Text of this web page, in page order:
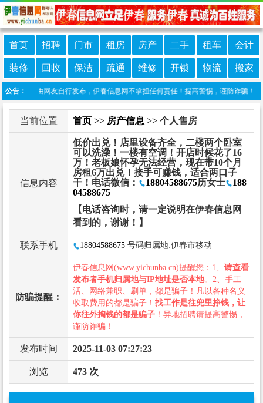
首页 招聘 门市 租房 房产 二手 租车 会计
装修 回收 保洁 疏通 维修 开锁 物流 搬家
公告：
栏目信息由网友自行发布，伊春信息网不承担任何责任！提高警惕，谨防诈骗！做
当前位置 首页 >> 房产信息 >> 个人售房
信息内容
低价出兑！店里设备齐全，二楼两个卧室
可以洗澡！一楼有空调！开店时候花了16
万！老板娘怀孕无法经营，现在带10个月
房租6万出兑！接手可赚钱，适合两口子
干！电话微信：
18804588675历女士
188
04588675
【电话咨询时，请一定说明在伊春信息网
看到的，谢谢！】
联系手机 18804588675 号码归属地:伊春市移动
防骗提醒：
伊春信息网(www.yichunba.cn)提醒您：1、 请查看
发布者手机归属地与IP地址是否本地。2、手工
活、网络兼职、刷单，都是骗子！凡以各种名义
收取费用的都是骗子！ 找工作是往兜里挣钱，让
你往外掏钱的都是骗子 ！异地招聘请提高警惕，
谨防诈骗！
发布时间 2025-11-03 07:27:23
浏览 473 次